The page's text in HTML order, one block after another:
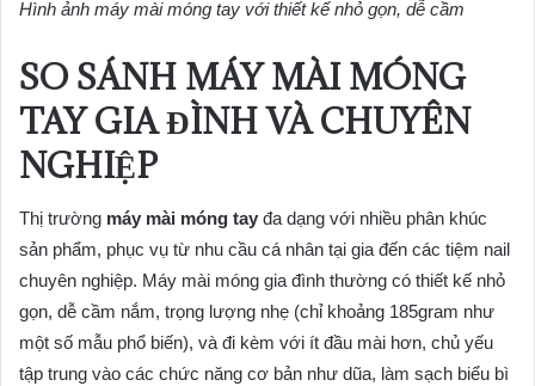
Hình ảnh máy mài móng tay với thiết kế nhỏ gọn, dễ cầm
SO SÁNH MÁY MÀI MÓNG
TAY GIA ĐÌNH VÀ CHUYÊN
NGHIỆP
Thị trường máy mài móng tay đa dạng với nhiều phân khúc
sản phẩm, phục vụ từ nhu cầu cá nhân tại gia đến các tiệm nail
chuyên nghiệp. Máy mài móng gia đình thường có thiết kế nhỏ
gọn, dễ cầm nắm, trọng lượng nhẹ (chỉ khoảng 185gram như
một số mẫu phổ biến), và đi kèm với ít đầu mài hơn, chủ yếu
tập trung vào các chức năng cơ bản như dũa, làm sạch biểu bì